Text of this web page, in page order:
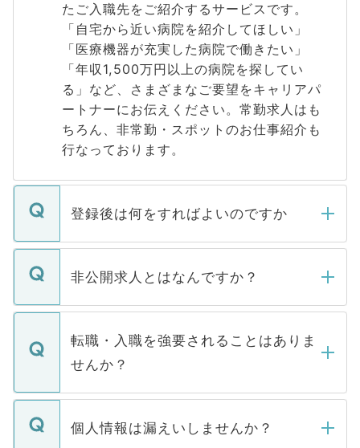
たご入職先をご紹介するサービスです。
「自宅から近い病院を紹介してほしい」
「医療機器が充実した病院で働きたい」
「年収1,500万円以上の病院を探してい
る」など、さまざまなご要望をキャリアパ
ートナーにお伝えください。常勤求人はも
ちろん、非常勤・スポットのお仕事紹介も
行なっております。
登録後は何をすればよいのですか
ご登録いただきましたら、弊社担当者がご
登録内容を確認し、その後メールもしくは
ます。通常、5営業日以内にはご連絡をせて
いただきますので、しばらくお待ちくださ
非公開求人とはなんですか？
マイナビDOCTORで取り扱っている求人の
うち約3割は、Webサイトからご覧いただ
けない「非公開求人」です。非公開求人は
下記の理由によって、一般には公開してい
ません。
■応募殺到を避けるため 人気のある医療機
転職・入職を強要されることはありま
せんか？
転職・入職を強要することは一切ありませ
ん。また、仮に応募先から内定をいただい
個人情報は漏えいしませんか？